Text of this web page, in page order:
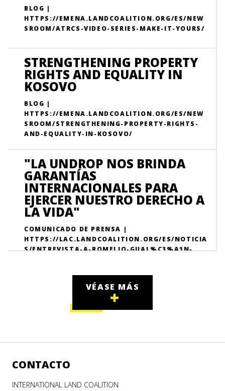
defending land rights, and driving sustainable
development across the continent.
BLOG |
HTTPS://EMENA.LANDCOALITION.ORG/ES/NEW
SROOM/ATRCS-VIDEO-SERIES-MAKE-IT-YOURS/
STRENGTHENING PROPERTY
RIGHTS AND EQUALITY IN
KOSOVO
BLOG |
HTTPS://EMENA.LANDCOALITION.ORG/ES/NEW
SROOM/STRENGTHENING-PROPERTY-RIGHTS-
AND-EQUALITY-IN-KOSOVO/
"LA UNDROP NOS BRINDA
GARANTÍAS
INTERNACIONALES PARA
EJERCER NUESTRO DERECHO A
LA VIDA"
COMUNICADO DE PRENSA |
HTTPS://LAC.LANDCOALITION.ORG/ES/NOTICIA
S/ENTREVISTA-A-ROMELIO-GUAL%C3%A1N-
VÉASE MÁS
CONTACTO
INTERNATIONAL LAND COALITION